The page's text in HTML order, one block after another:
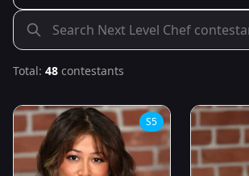
Total: 48 contestants
S5